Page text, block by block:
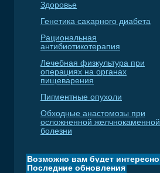
Здоровье
Генетика сахарного диабета
Рациональная
антибиотикотерапия
Лечебная физкультура при
операциях на органах
пищеварения
Пигментные опухоли
Обходные анастомозы при
осложненной желчнокаменной
болезни
Возможно вам будет интересно
Последние обновления